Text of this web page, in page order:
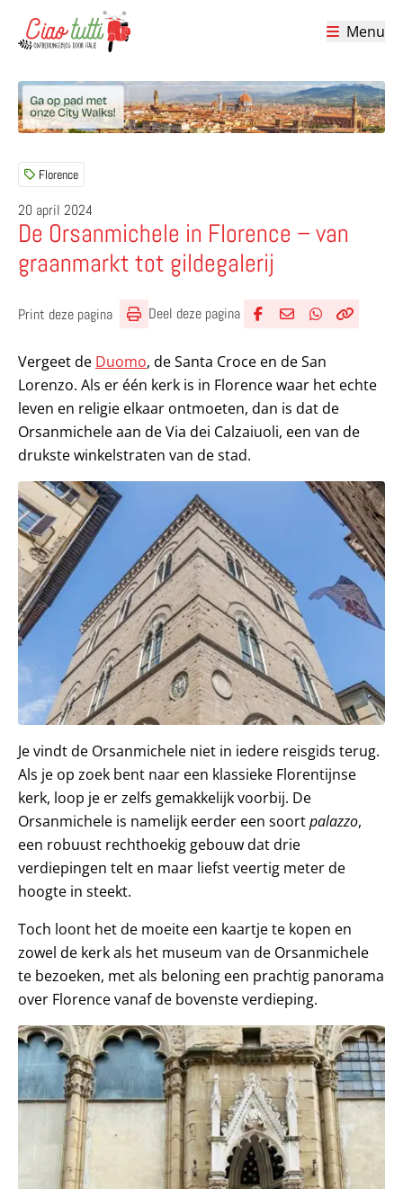
Menu
Florence
20 april 2024
De Orsanmichele in Florence – van
graanmarkt tot gildegalerij
Print deze pagina Deel deze pagina
Vergeet de Duomo, de Santa Croce en de San
Lorenzo. Als er één kerk is in Florence waar het echte
leven en religie elkaar ontmoeten, dan is dat de
Orsanmichele aan de Via dei Calzaiuoli, een van de
drukste winkelstraten van de stad.
Je vindt de Orsanmichele niet in iedere reisgids terug.
Als je op zoek bent naar een klassieke Florentijnse
kerk, loop je er zelfs gemakkelijk voorbij. De
Orsanmichele is namelijk eerder een soortpalazzo,
een robuust rechthoekig gebouw dat drie
verdiepingen telt en maar liefst veertig meter de
hoogte in steekt.
Toch loont het de moeite een kaartje te kopen en
zowel de kerk als het museum van de Orsanmichele
te bezoeken, met als beloning een prachtig panorama
over Florence vanaf de bovenste verdieping.